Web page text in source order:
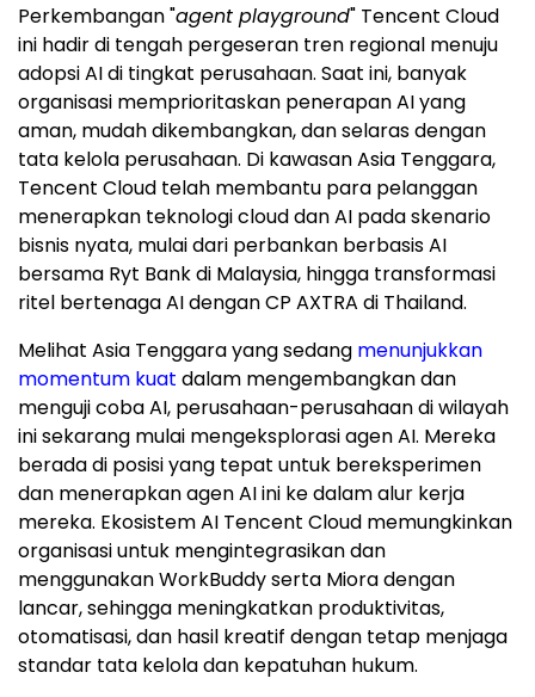
Perkembangan "agent playground" Tencent Cloud
ini hadir di tengah pergeseran tren regional menuju
adopsi AI di tingkat perusahaan. Saat ini, banyak
organisasi memprioritaskan penerapan AI yang
aman, mudah dikembangkan, dan selaras dengan
tata kelola perusahaan. Di kawasan Asia Tenggara,
Tencent Cloud telah membantu para pelanggan
menerapkan teknologi cloud dan AI pada skenario
bisnis nyata, mulai dari perbankan berbasis AI
bersama Ryt Bank di Malaysia, hingga transformasi
ritel bertenaga AI dengan CP AXTRA di Thailand.
Melihat Asia Tenggara yang sedang menunjukkan
momentum kuat dalam mengembangkan dan
menguji coba AI, perusahaan-perusahaan di wilayah
ini sekarang mulai mengeksplorasi agen AI. Mereka
berada di posisi yang tepat untuk bereksperimen
dan menerapkan agen AI ini ke dalam alur kerja
mereka. Ekosistem AI Tencent Cloud memungkinkan
organisasi untuk mengintegrasikan dan
menggunakan WorkBuddy serta Miora dengan
lancar, sehingga meningkatkan produktivitas,
otomatisasi, dan hasil kreatif dengan tetap menjaga
standar tata kelola dan kepatuhan hukum.